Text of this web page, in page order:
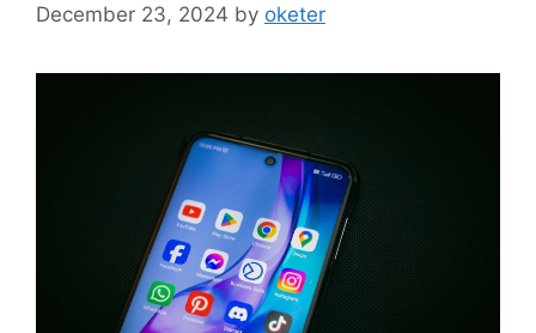
December 23, 2024 by oketer